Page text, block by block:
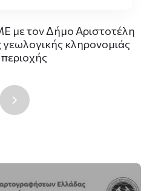
με τον Δήμο Αριστοτέλη
γεωλογικής κληρονομιάς